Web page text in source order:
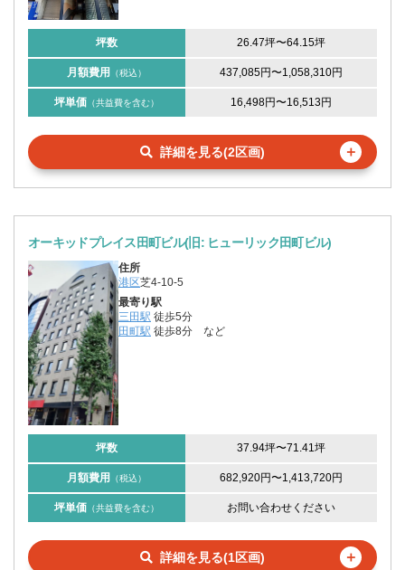
坪数 26.47坪〜64.15坪
月額費用 （税込） 437,085円〜1,058,310円
坪単価 （共益費を含む） 16,498円〜16,513円
詳細を見る(2区画) ＋
オーキッドプレイス田町ビル(旧: ヒューリック田町ビル)
住所
港区芝4-10-5
最寄り駅
三田駅 徒歩5分
田町駅 徒歩8分 など
坪数 37.94坪〜71.41坪
月額費用 （税込） 682,920円〜1,413,720円
坪単価 （共益費を含む） お問い合わせください
詳細を見る(1区画) ＋